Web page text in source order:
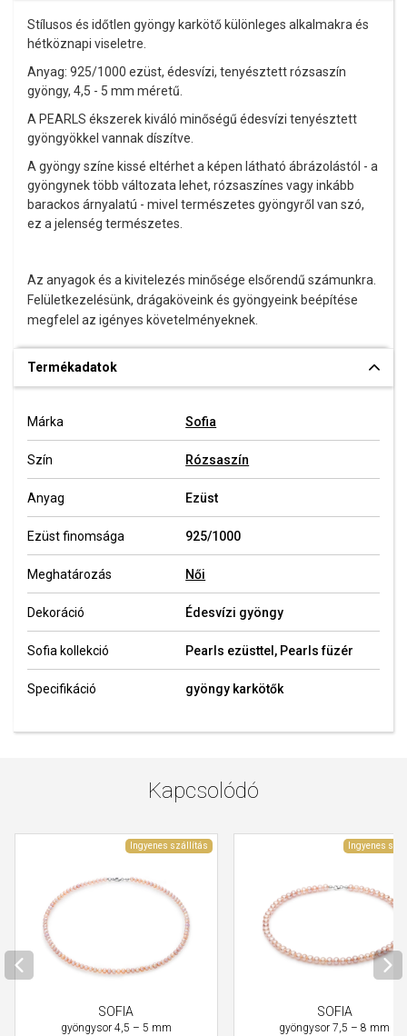
Stílusos és időtlen gyöngy karkötő különleges alkalmakra és
hétköznapi viseletre.
Anyag: 925/1000 ezüst, édesvízi, tenyésztett rózsaszín
gyöngy, 4,5 - 5 mm méretű.
A PEARLS ékszerek kiváló minőségű édesvízi tenyésztett
gyöngyökkel vannak díszítve.
A gyöngy színe kissé eltérhet a képen látható ábrázolástól - a
gyöngynek több változata lehet, rózsaszínes vagy inkább
barackos árnyalatú - mivel természetes gyöngyről van szó,
ez a jelenség természetes.
Az anyagok és a kivitelezés minősége elsőrendű számunkra.
Felületkezelésünk, drágaköveink és gyöngyeink beépítése
megfelel az igényes követelményeknek.
Termékadatok
Márka Sofia
Szín Rózsaszín
Anyag Ezüst
Ezüst finomsága 925/1000
Meghatározás Női
Dekoráció Édesvízi gyöngy
Sofia kollekció Pearls ezüsttel, Pearls füzér
Specifikáció gyöngy karkötők
Kapcsolódó
Ingyenes szállítás
SOFIA
gyöngysor 4,5 – 5 mm
Ingyenes
SOFIA
gyöngysor 7,5 – 8 mm